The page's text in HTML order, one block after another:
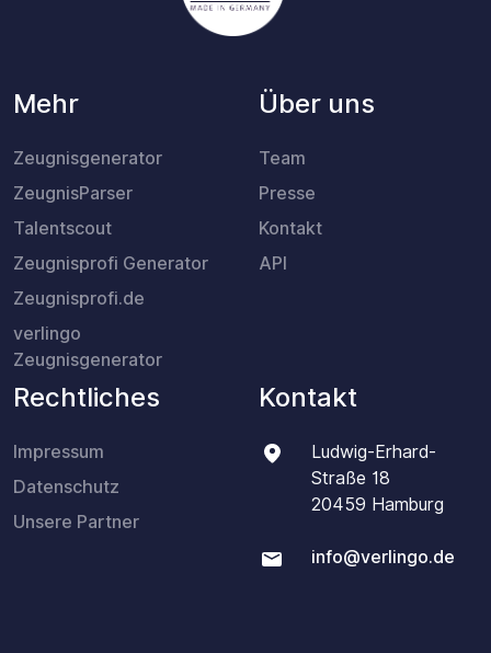
Mehr
Zeugnisgenerator
ZeugnisParser
Talentscout
Zeugnisprofi Generator
Zeugnisprofi.de
verlingo
Zeugnisgenerator
Über uns
Team
Presse
Kontakt
API
Rechtliches
Impressum
Datenschutz
Unsere Partner
Kontakt
Ludwig-Erhard-
Straße 18
20459 Hamburg
info@verlingo.de